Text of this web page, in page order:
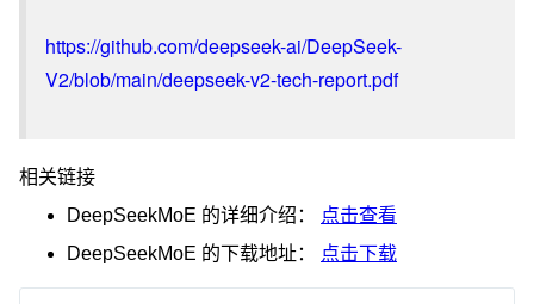
https://github.com/deepseek-ai/DeepSeek-
V2/blob/main/deepseek-v2-tech-report.pdf
相关链接
DeepSeekMoE 的详细介绍：
点击查看
DeepSeekMoE 的下载地址： 点击下载